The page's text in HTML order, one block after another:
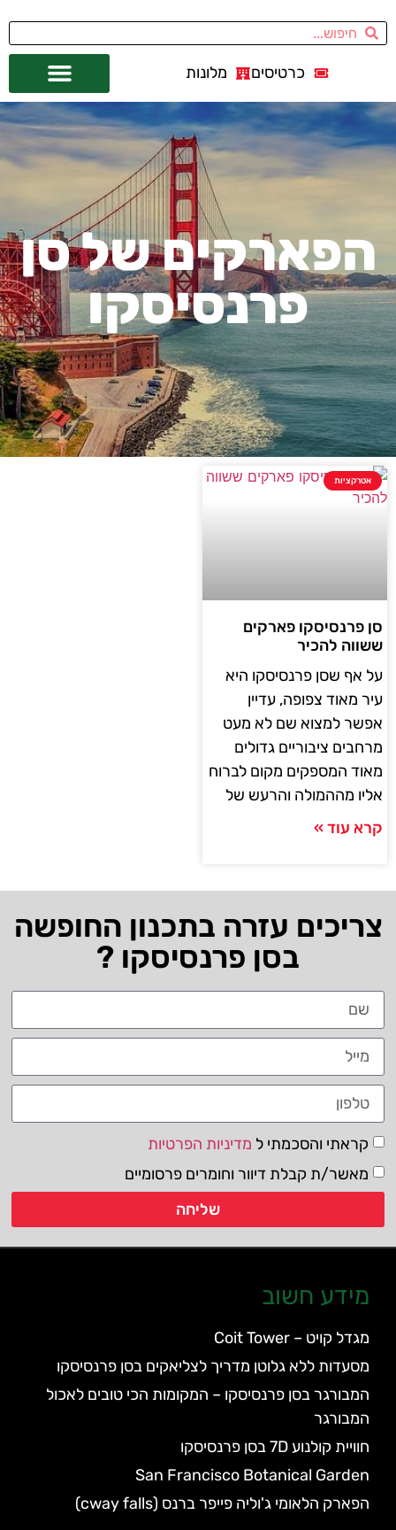
כרטיסים מלונות
הפארקים של סן
פרנסיסקו
אטרקציות
סן פרנסיסקו פארקים
ששווה להכיר
על אף שסן פרנסיסקו היא
עיר מאוד צפופה, עדיין
אפשר למצוא שם לא מעט
מרחבים ציבוריים גדולים
מאוד המספקים מקום לברוח
אליו מההמולה והרעש של
קרא עוד »
צריכים עזרה בתכנון החופשה
בסן פרנסיסקו ?
קראתי והסכמתי ל מדיניות הפרטיות
מאשר/ת קבלת דיוור וחומרים פרסומיים
שליחה
מידע חשוב
מגדל קויט – Coit Tower
מסעדות ללא גלוטן מדריך לצליאקים בסן פרנסיסקו
המבורגר בסן פרנסיסקו – המקומות הכי טובים לאכול
המבורגר
חוויית קולנוע 7D בסן פרנסיסקו
San Francisco Botanical Garden
הפארק הלאומי ג'וליה פייפר ברנס (cway falls)